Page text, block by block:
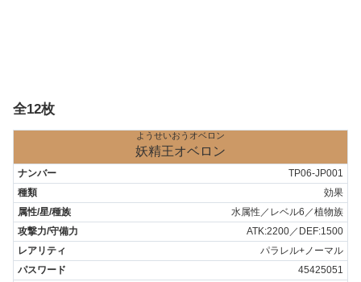
全12枚
ようせいおうオベロン
妖精王オベロン
TP06-JP001
効果
水属性／レベル6／植物族
ATK:2200／DEF:1500
パラレル+ノーマル
45425051